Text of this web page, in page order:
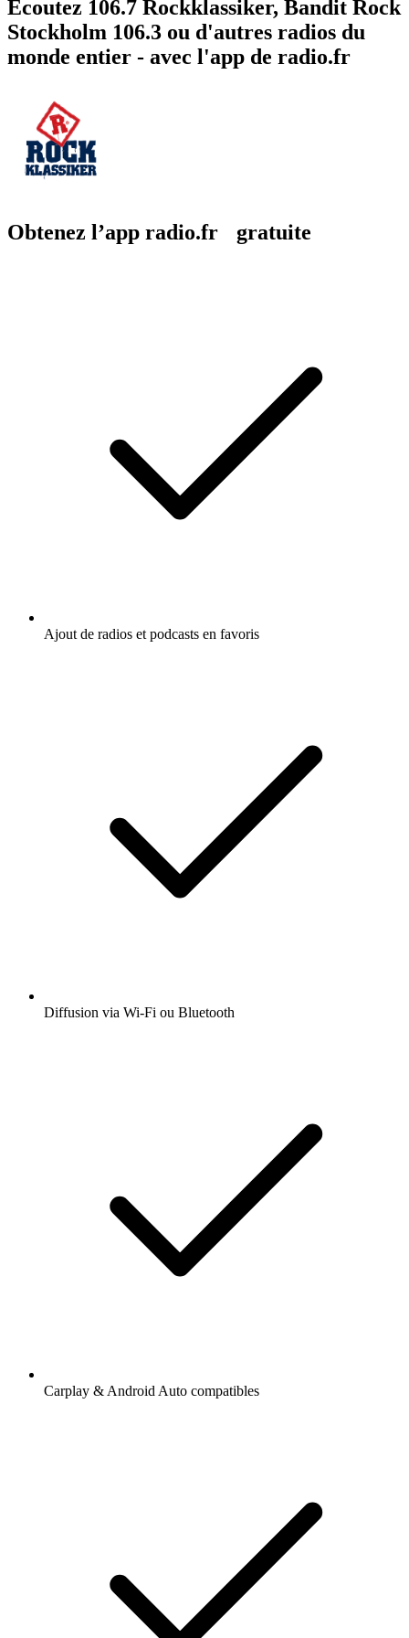
Écoutez 106.7 Rockklassiker, Bandit Rock
Stockholm 106.3 ou d'autres radios du
monde entier - avec l'app de radio.fr
Obtenez l’app radio.fr gratuite
Ajout de radios et podcasts en favoris
Diffusion via Wi-Fi ou Bluetooth
Carplay & Android Auto compatibles